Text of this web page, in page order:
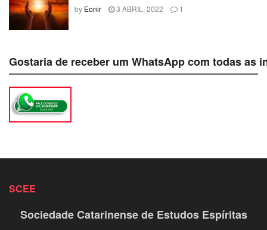
by Eonir 3 ABRIL, 2022 1
Gostaria de receber um WhatsApp com todas
SCEE
Sociedade Catarinense de Estudos Espíritas